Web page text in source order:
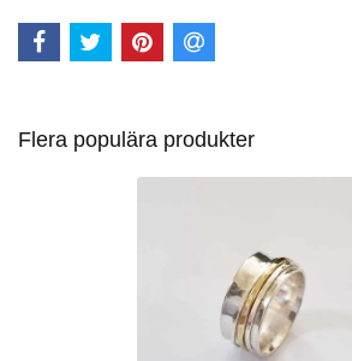
Flera populära produkter